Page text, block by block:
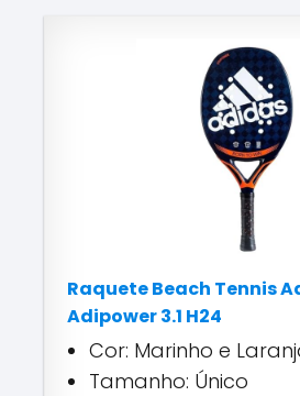
Raquete Beach Tennis
Adipower 3.1 H24
Cor: Marinho e
Tamanho: Único